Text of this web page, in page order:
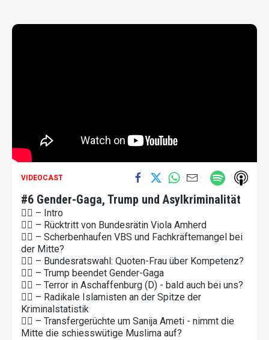
VIDEOCAST
#6 Gender-Gaga, Trump und Asylkriminalität
👉🏻 – Intro
👉🏻 – Rücktritt von Bundesrätin Viola Amherd
👉🏻 – Scherbenhaufen VBS und Fachkräftemangel bei
der Mitte?
👉🏻 – Bundesratswahl: Quoten-Frau über Kompetenz?
👉🏻 – Trump beendet Gender-Gaga
👉🏻 – Terror in Aschaffenburg (D) - bald auch bei uns?
👉🏻 – Radikale Islamisten an der Spitze der
Kriminalstatistik
👉🏻 – Transfergerüchte um Sanija Ameti - nimmt die
Mitte die schiesswütige Muslima auf?